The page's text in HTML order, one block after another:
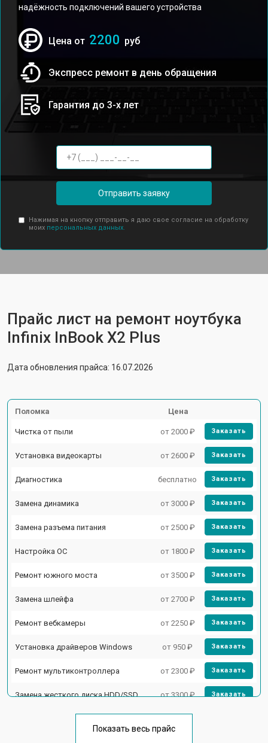
надёжность подключений вашего устройства
Цена от 2200 руб
Экспресс ремонт в день обращения
Гарантия до 3-х лет
Отправить заявку
Нажимая на кнопку отправить я даю свое согласие на обработку
моих персональных данных.
Прайс лист на ремонт ноутбука
Infinix InBook X2 Plus
Дата обновления прайса: 16.07.2026
Поломка Цена
Чистка от пыли от 2000 ₽ Заказать
Установка видеокарты от 2600 ₽ Заказать
Диагностика бесплатно Заказать
Замена динамика от 3000 ₽ Заказать
Замена разъема питания от 2500 ₽ Заказать
Настройка ОС от 1800 ₽ Заказать
Ремонт южного моста от 3500 ₽ Заказать
Замена шлейфа от 2700 ₽ Заказать
Ремонт вебкамеры от 2250 ₽ Заказать
Установка драйверов Windows от 950 ₽ Заказать
Ремонт мультиконтроллера от 2300 ₽ Заказать
Замена жесткого диска HDD/SSD от 3300 ₽ Заказать
Показать весь прайс